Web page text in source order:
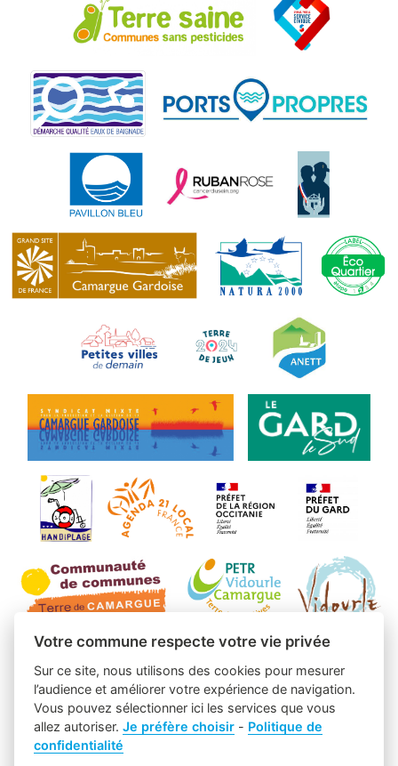
Votre commune respecte votre vie privée
Sur ce site, nous utilisons des cookies pour mesurer
l’audience et améliorer votre expérience de navigation.
Vous pouvez sélectionner ici les services que vous
allez autoriser.Je préfère choisir - Politique de
confidentialité